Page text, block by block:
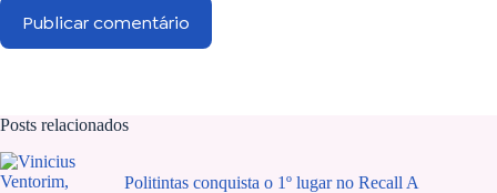
Publicar comentário
Posts relacionados
Politintas conquista o 1º lugar no Recall A